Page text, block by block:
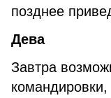
позднее
Дева
Завтра